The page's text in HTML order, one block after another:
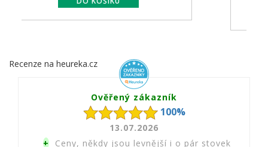
Recenze na heureka.cz
Ověřený zákazník
100%
13.07.2026
+ Ceny, někdy jsou levnější i o pár stovek